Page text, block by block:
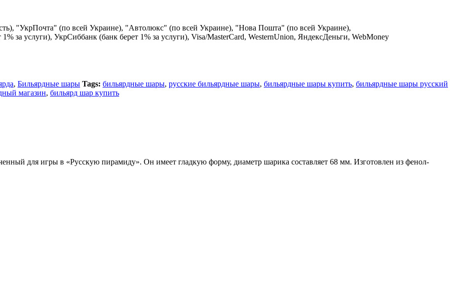
"УкрПочта" (по всей Украине), "Автолюкс" (по всей Украине), "Нова Пошта" (по всей Украине),
за услуги), УкрСиббанк (банк берет 1% за услуги), Visa/МаsterСard, WesternUnion, ЯндексДеньги, WebMoney
, Бильярдные шары Tags: бильярдные шары, русские бильярдные шары, бильярдные шары купить, бильярдные шары русский
магазин, бильярд шар купить
для игры в «Русскую пирамиду». Он имеет гладкую форму, диаметр шарика составляет 68 мм. Изготовлен из фенол-